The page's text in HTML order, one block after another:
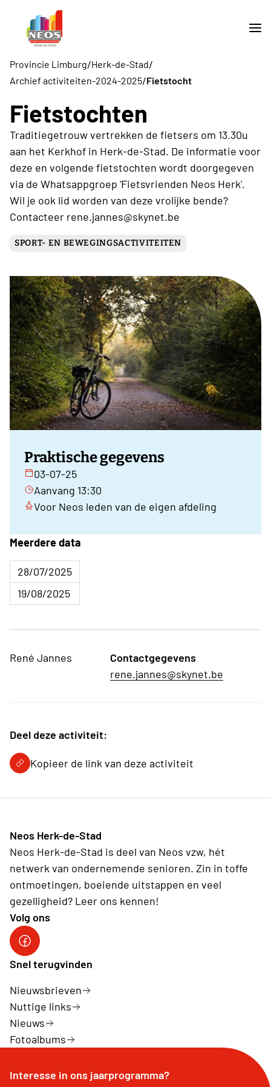
Provincie Limburg/Herk-de-Stad/
Archief activiteiten-2024-2025/Fietstocht
Fietstochten
Traditiegetrouw vertrekken de fietsers om 13.30u
aan het Kerkhof in Herk-de-Stad. De informatie voor
deze en volgende fietstochten wordt doorgegeven
via de Whatsappgroep 'Fietsvrienden Neos Herk'.
Wil je ook lid worden van deze vrolijke bende?
Contacteer rene.jannes@skynet.be
SPORT- EN BEWEGINGSACTIVITEITEN
Praktische gegevens
03-07-25
Aanvang 13:30
Voor Neos leden van de eigen afdeling
Meerdere data
28/07/2025
19/08/2025
René Jannes
Contactgegevens
rene.jannes@skynet.be
Deel deze activiteit:
Kopieer de link van deze activiteit
Neos Herk-de-Stad
Neos Herk-de-Stad is deel van Neos vzw, hét
netwerk van ondernemende senioren. Zin in toffe
ontmoetingen, boeiende uitstappen en veel
gezelligheid? Leer ons kennen!
Volg ons
Facebook Herk-de-Stad
Snel terugvinden
Nieuwsbrieven
Nuttige links
Nieuws
Fotoalbums
Interesse in ons jaarprogramma?